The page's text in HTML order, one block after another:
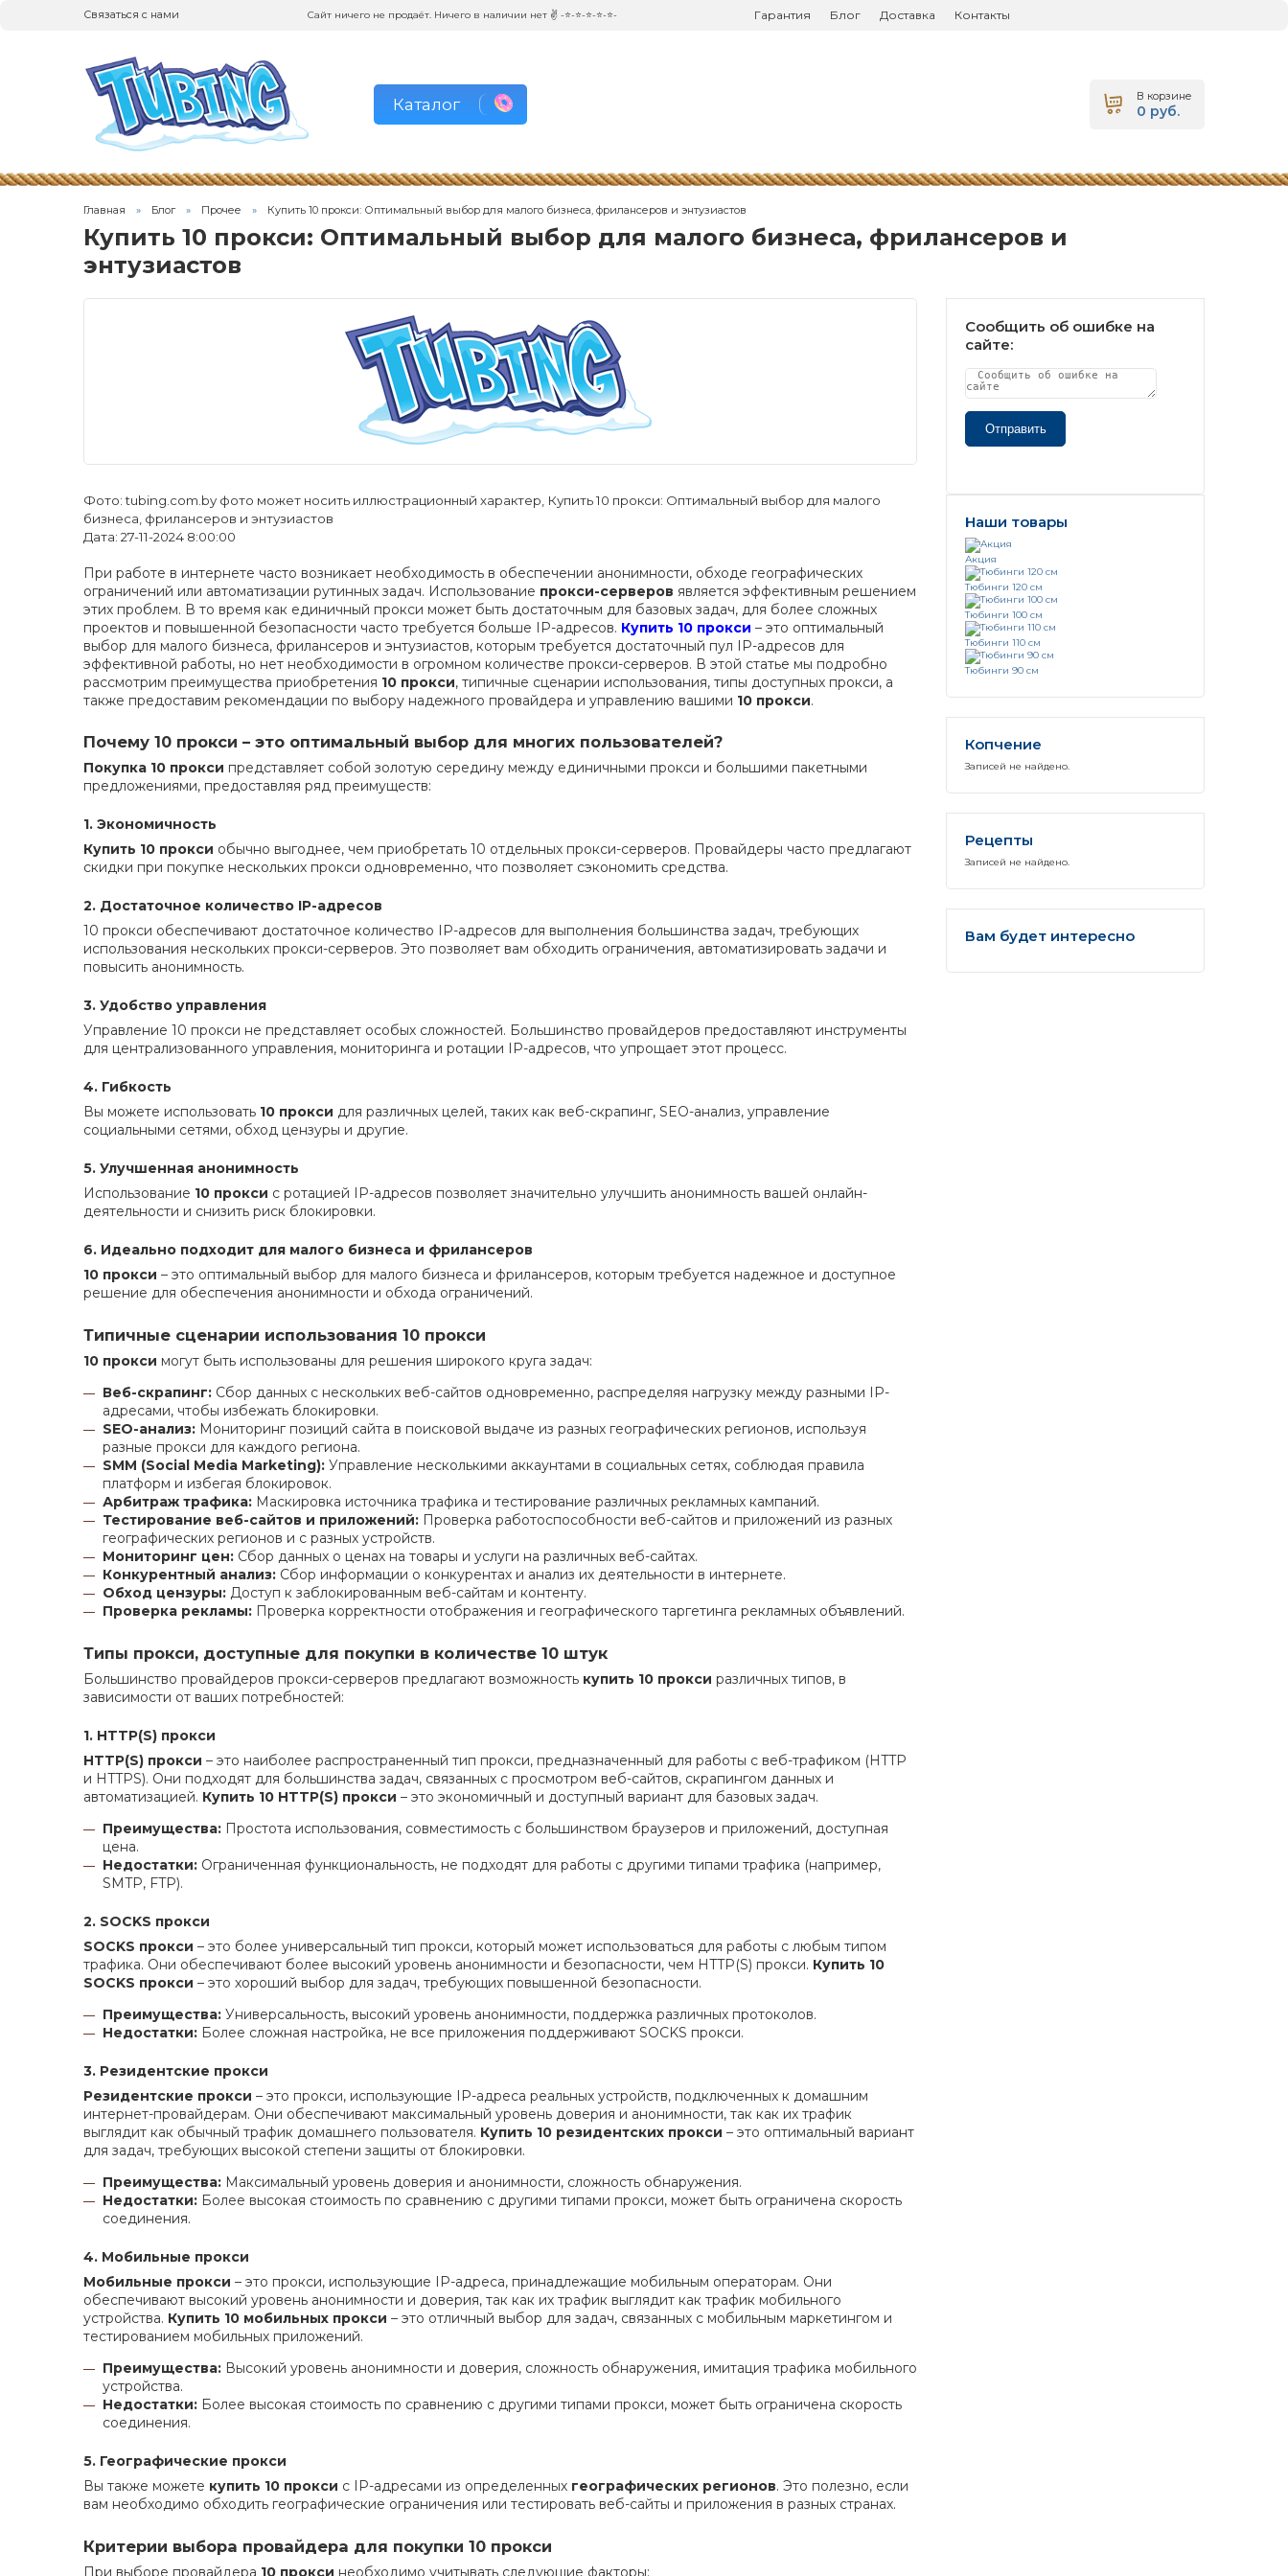
Связаться с нами Сайт ничего не продаёт. Ничего в наличии нет ✌ -⭐-⭐-⭐-⭐-⭐- Гарантия Блог Доставка Контакты
Каталог В корзине
0 руб.
Главная Блог Прочее Купить 10 прокси: Оптимальный выбор для малого бизнеса, фрилансеров и энтузиастов
Купить 10 прокси: Оптимальный выбор для малого бизнеса, фрилансеров и
энтузиастов
Фото: tubing.com.by фото может носить иллюстрационный характер, Купить 10 прокси: Оптимальный выбор для малого
бизнеса, фрилансеров и энтузиастов
Дата: 27-11-2024 8:00:00
При работе в интернете часто возникает необходимость в обеспечении анонимности, обходе географических
ограничений или автоматизации рутинных задач. Использование прокси-серверов является эффективным решением
этих проблем. В то время как единичный прокси может быть достаточным для базовых задач, для более сложных
проектов и повышенной безопасности часто требуется больше IP-адресов. Купить 10 прокси – это оптимальный
выбор для малого бизнеса, фрилансеров и энтузиастов, которым требуется достаточный пул IP-адресов для
эффективной работы, но нет необходимости в огромном количестве прокси-серверов. В этой статье мы подробно
рассмотрим преимущества приобретения 10 прокси, типичные сценарии использования, типы доступных прокси, а
также предоставим рекомендации по выбору надежного провайдера и управлению вашими 10 прокси.
Почему 10 прокси – это оптимальный выбор для многих пользователей?
Покупка 10 прокси представляет собой золотую середину между единичными прокси и большими пакетными
предложениями, предоставляя ряд преимуществ:
1. Экономичность
Купить 10 прокси обычно выгоднее, чем приобретать 10 отдельных прокси-серверов. Провайдеры часто предлагают
скидки при покупке нескольких прокси одновременно, что позволяет сэкономить средства.
2. Достаточное количество IP-адресов
10 прокси обеспечивают достаточное количество IP-адресов для выполнения большинства задач, требующих
использования нескольких прокси-серверов. Это позволяет вам обходить ограничения, автоматизировать задачи и
повысить анонимность.
3. Удобство управления
Управление 10 прокси не представляет особых сложностей. Большинство провайдеров предоставляют инструменты
для централизованного управления, мониторинга и ротации IP-адресов, что упрощает этот процесс.
4. Гибкость
Вы можете использовать 10 прокси для различных целей, таких как веб-скрапинг, SEO-анализ, управление
социальными сетями, обход цензуры и другие.
5. Улучшенная анонимность
Использование 10 прокси с ротацией IP-адресов позволяет значительно улучшить анонимность вашей онлайн-
деятельности и снизить риск блокировки.
6. Идеально подходит для малого бизнеса и фрилансеров
10 прокси – это оптимальный выбор для малого бизнеса и фрилансеров, которым требуется надежное и доступное
решение для обеспечения анонимности и обхода ограничений.
Типичные сценарии использования 10 прокси
10 прокси могут быть использованы для решения широкого круга задач:
Веб-скрапинг:Сбор данных с нескольких веб-сайтов одновременно, распределяя нагрузку между разными IP-
адресами, чтобы избежать блокировки.
SEO-анализ:Мониторинг позиций сайта в поисковой выдаче из разных географических регионов, используя
разные прокси для каждого региона.
SMM (Social Media Marketing):Управление несколькими аккаунтами в социальных сетях, соблюдая правила
платформ и избегая блокировок.
Арбитраж трафика:Маскировка источника трафика и тестирование различных рекламных кампаний.
Тестирование веб-сайтов и приложений:Проверка работоспособности веб-сайтов и приложений из разных
географических регионов и с разных устройств.
Мониторинг цен:Сбор данных о ценах на товары и услуги на различных веб-сайтах.
Конкурентный анализ:Сбор информации о конкурентах и анализ их деятельности в интернете.
Обход цензуры:Доступ к заблокированным веб-сайтам и контенту.
Проверка рекламы:Проверка корректности отображения и географического таргетинга рекламных объявлений.
Типы прокси, доступные для покупки в количестве 10 штук
Большинство провайдеров прокси-серверов предлагают возможность купить 10 прокси различных типов, в
зависимости от ваших потребностей:
1. HTTP(S) прокси
HTTP(S) прокси – это наиболее распространенный тип прокси, предназначенный для работы с веб-трафиком (HTTP
и HTTPS). Они подходят для большинства задач, связанных с просмотром веб-сайтов, скрапингом данных и
автоматизацией. Купить 10 HTTP(S) прокси – это экономичный и доступный вариант для базовых задач.
Преимущества:Простота использования, совместимость с большинством браузеров и приложений, доступная
цена.
Недостатки:Ограниченная функциональность, не подходят для работы с другими типами трафика (например,
SMTP, FTP).
2. SOCKS прокси
SOCKS прокси – это более универсальный тип прокси, который может использоваться для работы с любым типом
трафика. Они обеспечивают более высокий уровень анонимности и безопасности, чем HTTP(S) прокси. Купить 10
SOCKS прокси – это хороший выбор для задач, требующих повышенной безопасности.
Преимущества:Универсальность, высокий уровень анонимности, поддержка различных протоколов.
Недостатки:Более сложная настройка, не все приложения поддерживают SOCKS прокси.
3. Резидентские прокси
Резидентские прокси – это прокси, использующие IP-адреса реальных устройств, подключенных к домашним
интернет-провайдерам. Они обеспечивают максимальный уровень доверия и анонимности, так как их трафик
выглядит как обычный трафик домашнего пользователя. Купить 10 резидентских прокси – это оптимальный вариант
для задач, требующих высокой степени защиты от блокировки.
Преимущества:Максимальный уровень доверия и анонимности, сложность обнаружения.
Недостатки:Более высокая стоимость по сравнению с другими типами прокси, может быть ограничена скорость
соединения.
4. Мобильные прокси
Мобильные прокси – это прокси, использующие IP-адреса, принадлежащие мобильным операторам. Они
обеспечивают высокий уровень анонимности и доверия, так как их трафик выглядит как трафик мобильного
устройства. Купить 10 мобильных прокси – это отличный выбор для задач, связанных с мобильным маркетингом и
тестированием мобильных приложений.
Преимущества:Высокий уровень анонимности и доверия, сложность обнаружения, имитация трафика мобильного
устройства.
Недостатки:Более высокая стоимость по сравнению с другими типами прокси, может быть ограничена скорость
соединения.
5. Географические прокси
Вы также можете купить 10 прокси с IP-адресами из определенных географических регионов. Это полезно, если
вам необходимо обходить географические ограничения или тестировать веб-сайты и приложения в разных странах.
Критерии выбора провайдера для покупки 10 прокси
При выборе провайдера 10 прокси необходимо учитывать следующие факторы:
Сообщить об ошибке на
сайте:
Отправить
Наши товары
Акция
Тюбинги 120 см
Тюбинги 100 см
Тюбинги 110 см
Тюбинги 90 см
Копчение
Записей не найдено.
Рецепты
Записей не найдено.
Вам будет интересно